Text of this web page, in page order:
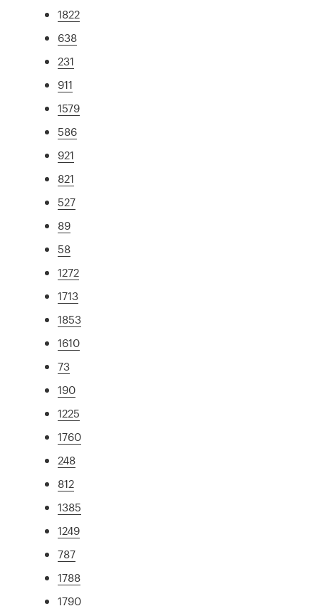
1822
638
231
911
1579
586
921
821
527
89
58
1272
1713
1853
1610
73
190
1225
1760
248
812
1385
1249
787
1788
1790